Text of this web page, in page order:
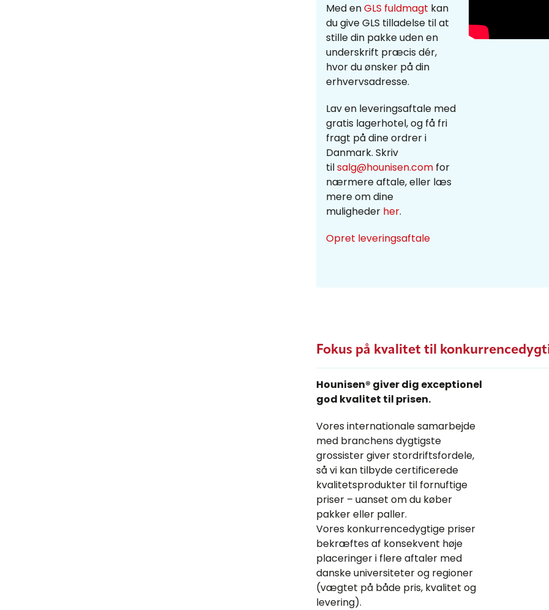
Med enGLS fuldmagt kan
du give GLS tilladelse til at
stille din pakke uden en
underskrift præcis dér,
hvor du ønsker på din
erhvervsadresse.
Lav en leveringsaftale med
gratis lagerhotel, og få fri
fragt på dine ordrer i
Danmark. Skriv
tilsalg@hounisen.com for
nærmere aftale, eller læs
mere om dine
muligheder her.
Opret leveringsaftale
Fokus på kvalitet til
Hounisen® giver dig exceptionel
god kvalitet til prisen.
Vores internationale samarbejde
med branchens dygtigste
grossister giver stordriftsfordele,
så vi kan tilbyde certificerede
kvalitetsprodukter til fornuftige
priser – uanset om du køber
pakker eller paller.
Vores konkurrencedygtige priser
bekræftes af konsekvent høje
placeringer i flere aftaler med
danske universiteter og regioner
(vægtet på både pris, kvalitet og
levering).